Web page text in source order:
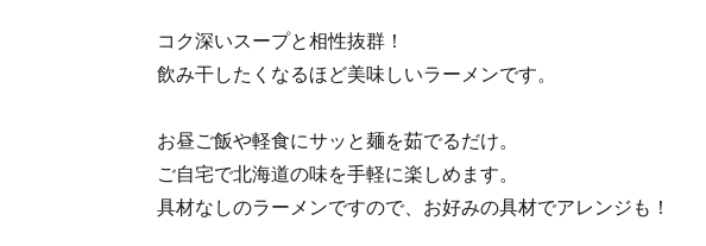
コク深いスープと相性抜群！
飲み干したくなるほど美味しいラーメンです。
お昼ご飯や軽食にサッと麺を茹でるだけ。
ご自宅で北海道の味を手軽に楽しめます。
具材なしのラーメンですので、お好みの具材でアレンジも！